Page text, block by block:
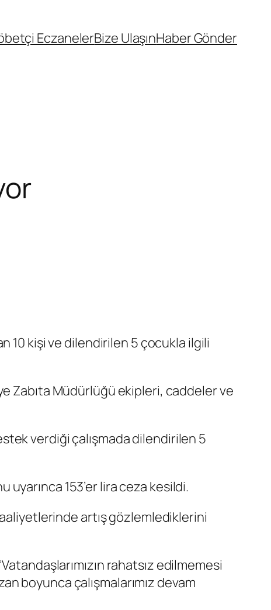
EczanelerBize UlaşınHaber Gönder
10 kişi ve dilendirilen 5 çocukla ilgili
Zabıta Müdürlüğü ekipleri, caddeler ve
verdiği çalışmada dilendirilen 5
153’er lira ceza kesildi.
artış gözlemlediklerini
rahatsız edilmemesi
boyunca çalışmalarımız devam